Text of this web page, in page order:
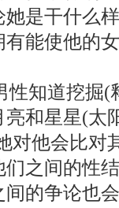
是干什么
能使他的
知道挖掘(
和星星(太
对他会比对
之间的性
的争论也